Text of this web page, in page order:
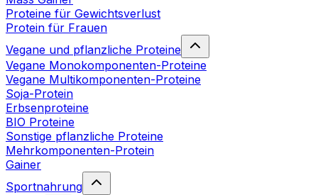
Proteine für Gewichtsverlust
Protein für Frauen
Vegane und pflanzliche Proteine
Vegane Monokomponenten-Proteine
Vegane Multikomponenten-Proteine
Soja-Protein
Erbsenproteine
BIO Proteine
Sonstige pflanzliche Proteine
Mehrkomponenten-Protein
Gainer
Sportnahrung